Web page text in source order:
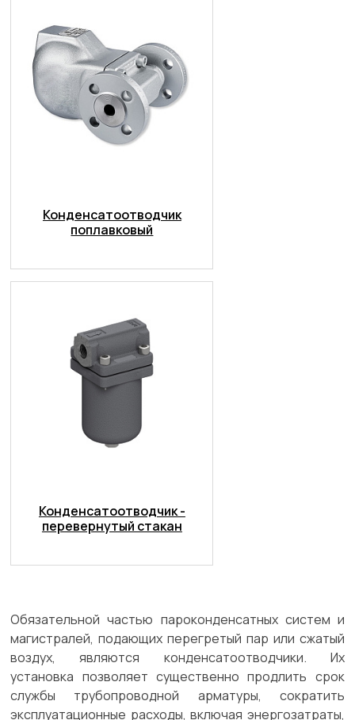
Конденсатоотводчик
поплавковый
Конденсатоотводчик -
перевернутый стакан
Обязательной частью пароконденсатных систем и
магистралей, подающих перегретый пар или сжатый
воздух, являются конденсатоотводчики. Их
установка позволяет существенно продлить срок
службы трубопроводной арматуры, сократить
эксплуатационные расходы, включая энергозатраты,